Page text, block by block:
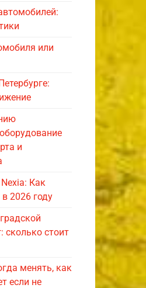
или
и
Как
2026 году
сколько стоит
менять, как
если не